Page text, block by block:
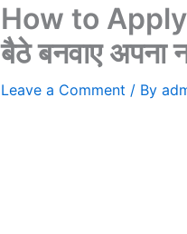
How to
बैठे बनवाए अपना
Leave a Comment / By